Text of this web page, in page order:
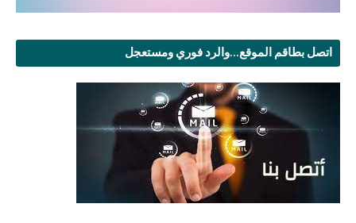
اتصل بطاقم الموقع...والرد فوري ومستعجل